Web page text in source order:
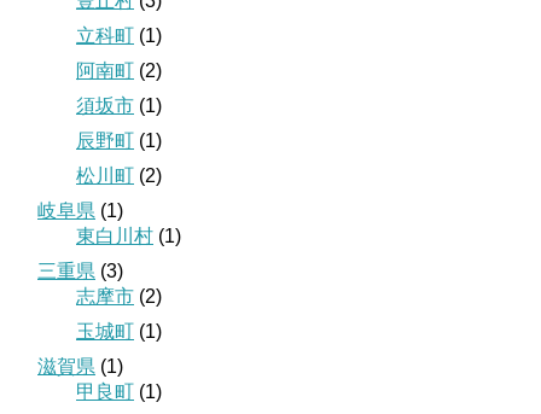
立科町 (1)
阿南町 (2)
須坂市 (1)
辰野町 (1)
松川町 (2)
岐阜県 (1)
東白川村 (1)
三重県 (3)
志摩市 (2)
玉城町 (1)
滋賀県 (1)
甲良町 (1)